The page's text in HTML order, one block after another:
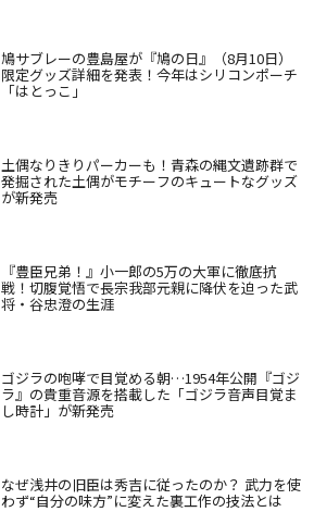
鳩サブレーの豊島屋が『鳩の日』（8月10日）
限定グッズ詳細を発表！今年はシリコンポーチ
「はとっこ」
土偶なりきりパーカーも！青森の縄文遺跡群で
発掘された土偶がモチーフのキュートなグッズ
が新発売
『豊臣兄弟！』小一郎の5万の大軍に徹底抗
戦！切腹覚悟で長宗我部元親に降伏を迫った武
将・谷忠澄の生涯
ゴジラの咆哮で目覚める朝…1954年公開『ゴジ
ラ』の貴重音源を搭載した「ゴジラ音声目覚ま
し時計」が新発売
なぜ浅井の旧臣は秀吉に従ったのか？ 武力を使
わず“自分の味方”に変えた裏工作の技法とは